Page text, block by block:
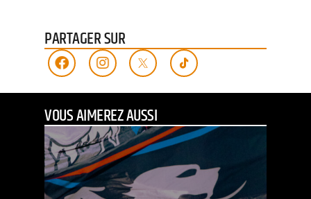
PARTAGER SUR
VOUS AIMEREZ AUSSI